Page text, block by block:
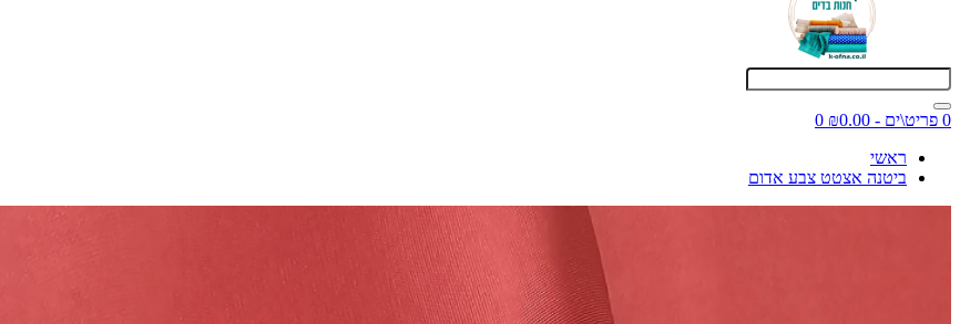
0 פריט\ים - ₪0.00
0
ראשי
ביטנה אצטט צבע אדום